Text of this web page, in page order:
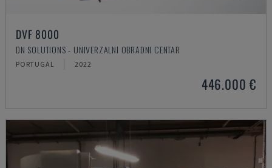
DVF 8000
DN SOLUTIONS - UNIVERZALNI OBRADNI CENTAR
PORTUGAL 2022
446.000 €